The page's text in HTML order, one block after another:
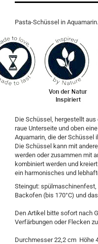
Pasta-Schüssel in Aquamarin.
Die Schüssel, hergestellt
raue Unterseite und oben
Aquamarin, die der Schüssel
Die Schüssel kann mit
werden oder zusammen mit
kombiniert werden und
ein harmonisches und
Steingut:
Backofen (bis 170°C) und
Den Artikel bitte sofort nach
Verfärbungen oder Flecken
Durchmesser 22,2 cm Höhe